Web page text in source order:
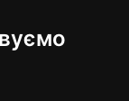
рецепти
пирогів